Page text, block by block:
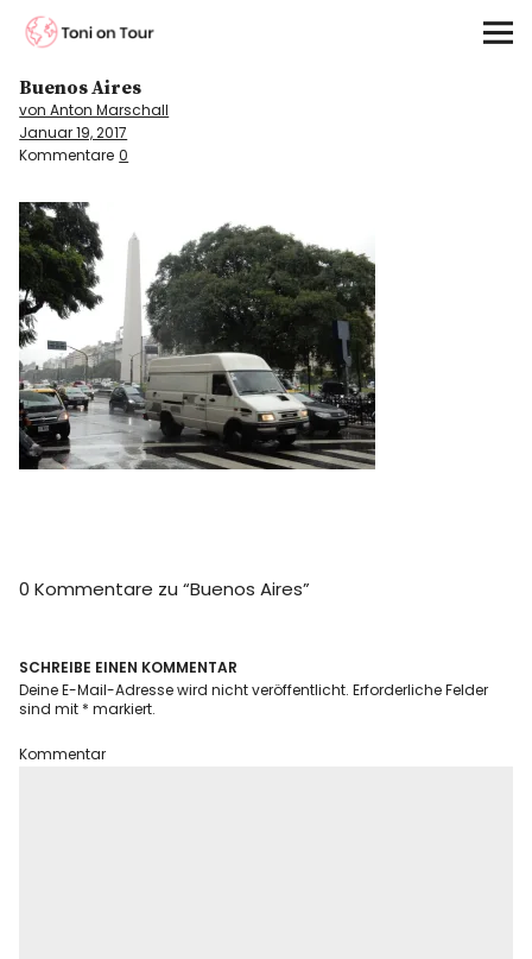
Toni on Tour
Startseite
About
On the Road
Kontinente
Kontakt
Buenos Aires
von Anton Marschall
Januar 19, 2017
Kommentare 0
0 Kommentare zu “Buenos Aires”
SCHREIBE EINEN KOMMENTAR
Deine E-Mail-Adresse wird nicht veröffentlicht. Erforderliche Felder
sind mit * markiert.
Kommentar